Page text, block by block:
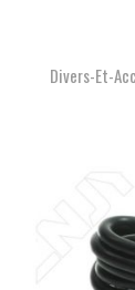
Divers-Et-